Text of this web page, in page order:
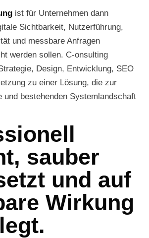
ist für Unternehmen dann
Sichtbarkeit, Nutzerführung,
und messbare Anfragen
werden sollen. C-onsulting
Design, Entwicklung, SEO
zu einer Lösung, die zur
und bestehenden Systemlandschaft
sauber
und auf
Wirkung